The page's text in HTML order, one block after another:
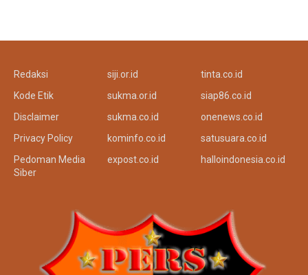
Disclaimer
Pedoman Media
expost.co.id
halloindonesia.co.id